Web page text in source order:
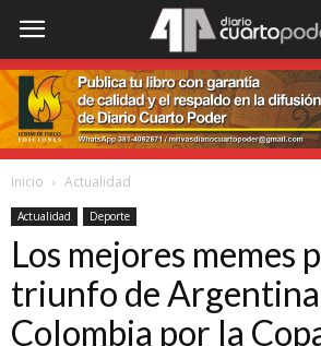
Inicio Actualidad
Actualidad Deporte
Los mejores memes
triunfo de
Colombia por la